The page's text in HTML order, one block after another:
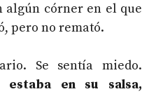
algún córner en el que
pero no remató.
Se sentía miedo.
estaba en su salsa,